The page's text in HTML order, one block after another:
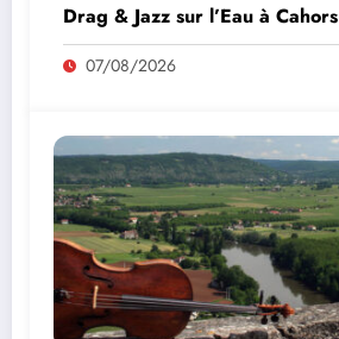
Drag & Jazz sur l’Eau à Cahors
07/08/2026